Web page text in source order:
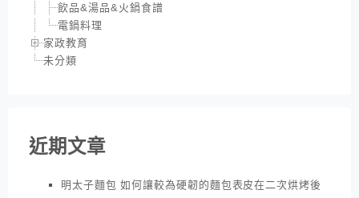
飲品&湯品&火鍋食譜
電鍋料理
家政教育
未分類
近期文章
明太子麵包 如何讓較為硬韌的麵包表皮在二次烘烤後